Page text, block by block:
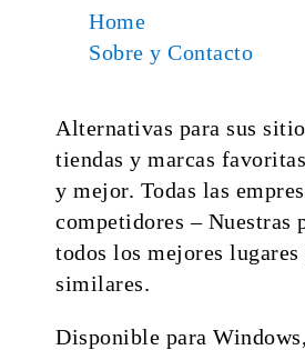
Home
Sobre y Contacto
Alternativas para sus
tiendas y marcas
y mejor. Todas las
competidores – Nuestras
todos los mejores
similares.
Disponible para